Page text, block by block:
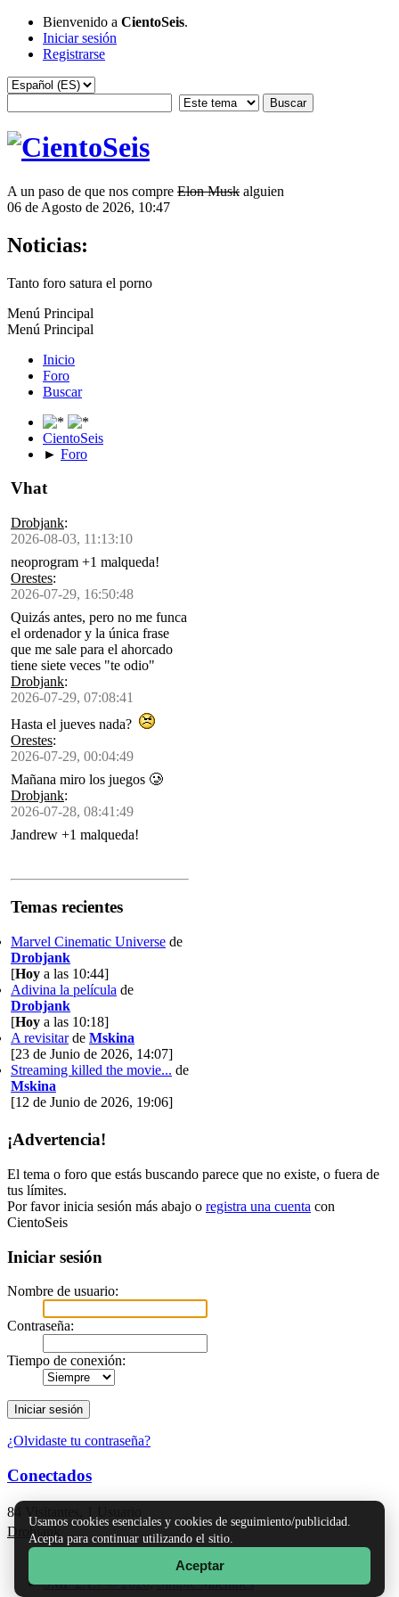
Bienvenido a CientoSeis.
Iniciar sesión
Registrarse
A un paso de que nos compre Elon Musk alguien
06 de Agosto de 2026, 10:47
Noticias:
Tanto foro satura el porno
Menú Principal
Menú Principal
Inicio
Foro
Buscar
CientoSeis
► Foro
Vhat
Drobjank:
2026-08-03, 11:13:10
neoprogram +1 malqueda!
Orestes:
2026-07-29, 16:50:48
Quizás antes, pero no me funca
el ordenador y la única frase
que me sale para el ahorcado
tiene siete veces "te odio"
Drobjank:
2026-07-29, 07:08:41
Hasta el jueves nada?
Orestes:
2026-07-29, 00:04:49
Mañana miro los juegos 🥲
Drobjank:
2026-07-28, 08:41:49
Jandrew +1 malqueda!
Temas recientes
Marvel Cinematic Universe de
Drobjank
[Hoy a las 10:44]
Adivina la película de
Drobjank
[Hoy a las 10:18]
A revisitarde Mskina
[23 de Junio de 2026, 14:07]
Streaming killed the movie... de
Mskina
[12 de Junio de 2026, 19:06]
¡Advertencia!
El tema o foro que estás buscando parece que no existe, o fuera de
tus límites.
Por favor inicia sesión más abajo o registra una cuenta con
CientoSeis
Iniciar sesión
Nombre de usuario:
Contraseña:
Tiempo de conexión:
¿Olvidaste tu contraseña?
Usamos cookies esenciales y cookies de seguimiento/publicidad.
Acepta para continuar utilizando el sitio.
Aceptar
Conectados
84 Visitantes, 1 Usuario
Drobjank
Reglas y Términos
SMF 2.1.7 © 2026,Simple Machines